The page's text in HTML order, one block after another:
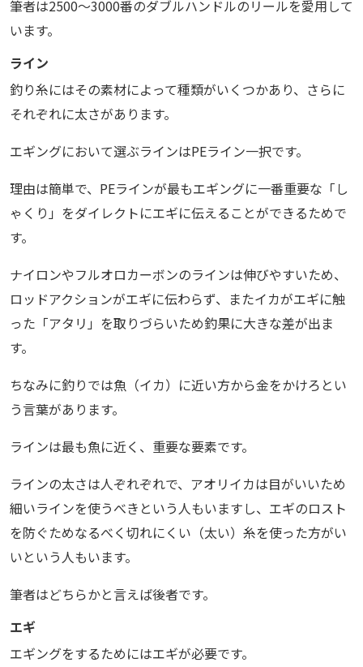
筆者は2500～3000番のダブルハンドルのリールを愛用して
います。
ライン
釣り糸にはその素材によって種類がいくつかあり、さらに
それぞれに太さがあります。
エギングにおいて選ぶラインはPEライン一択です。
理由は簡単で、PEラインが最もエギングに一番重要な「し
ゃくり」をダイレクトにエギに伝えることができるためで
す。
ナイロンやフルオロカーボンのラインは伸びやすいため、
ロッドアクションがエギに伝わらず、またイカがエギに触
った「アタリ」を取りづらいため釣果に大きな差が出ま
す。
ちなみに釣りでは魚（イカ）に近い方から金をかけろとい
う言葉があります。
ラインは最も魚に近く、重要な要素です。
ラインの太さは人ぞれぞれで、アオリイカは目がいいため
細いラインを使うべきという人もいますし、エギのロスト
を防ぐためなるべく切れにくい（太い）糸を使った方がい
いという人もいます。
筆者はどちらかと言えば後者です。
エギ
エギングをするためにはエギが必要です。